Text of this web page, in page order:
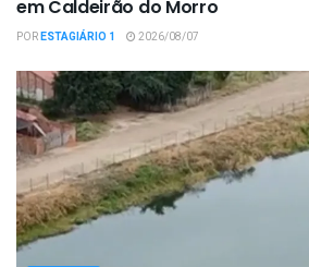
em Caldeirão do Morro
PORESTAGIÁRIO 1 2026/08/07